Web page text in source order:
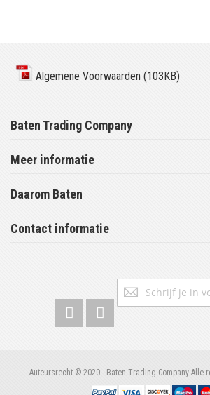
Algemene Voorwaarden (103KB)
Baten Trading Company
Meer informatie
Daarom Baten
Contact informatie
Abonneer
Auteursrecht © 2020 - Baten Trading Company Alle